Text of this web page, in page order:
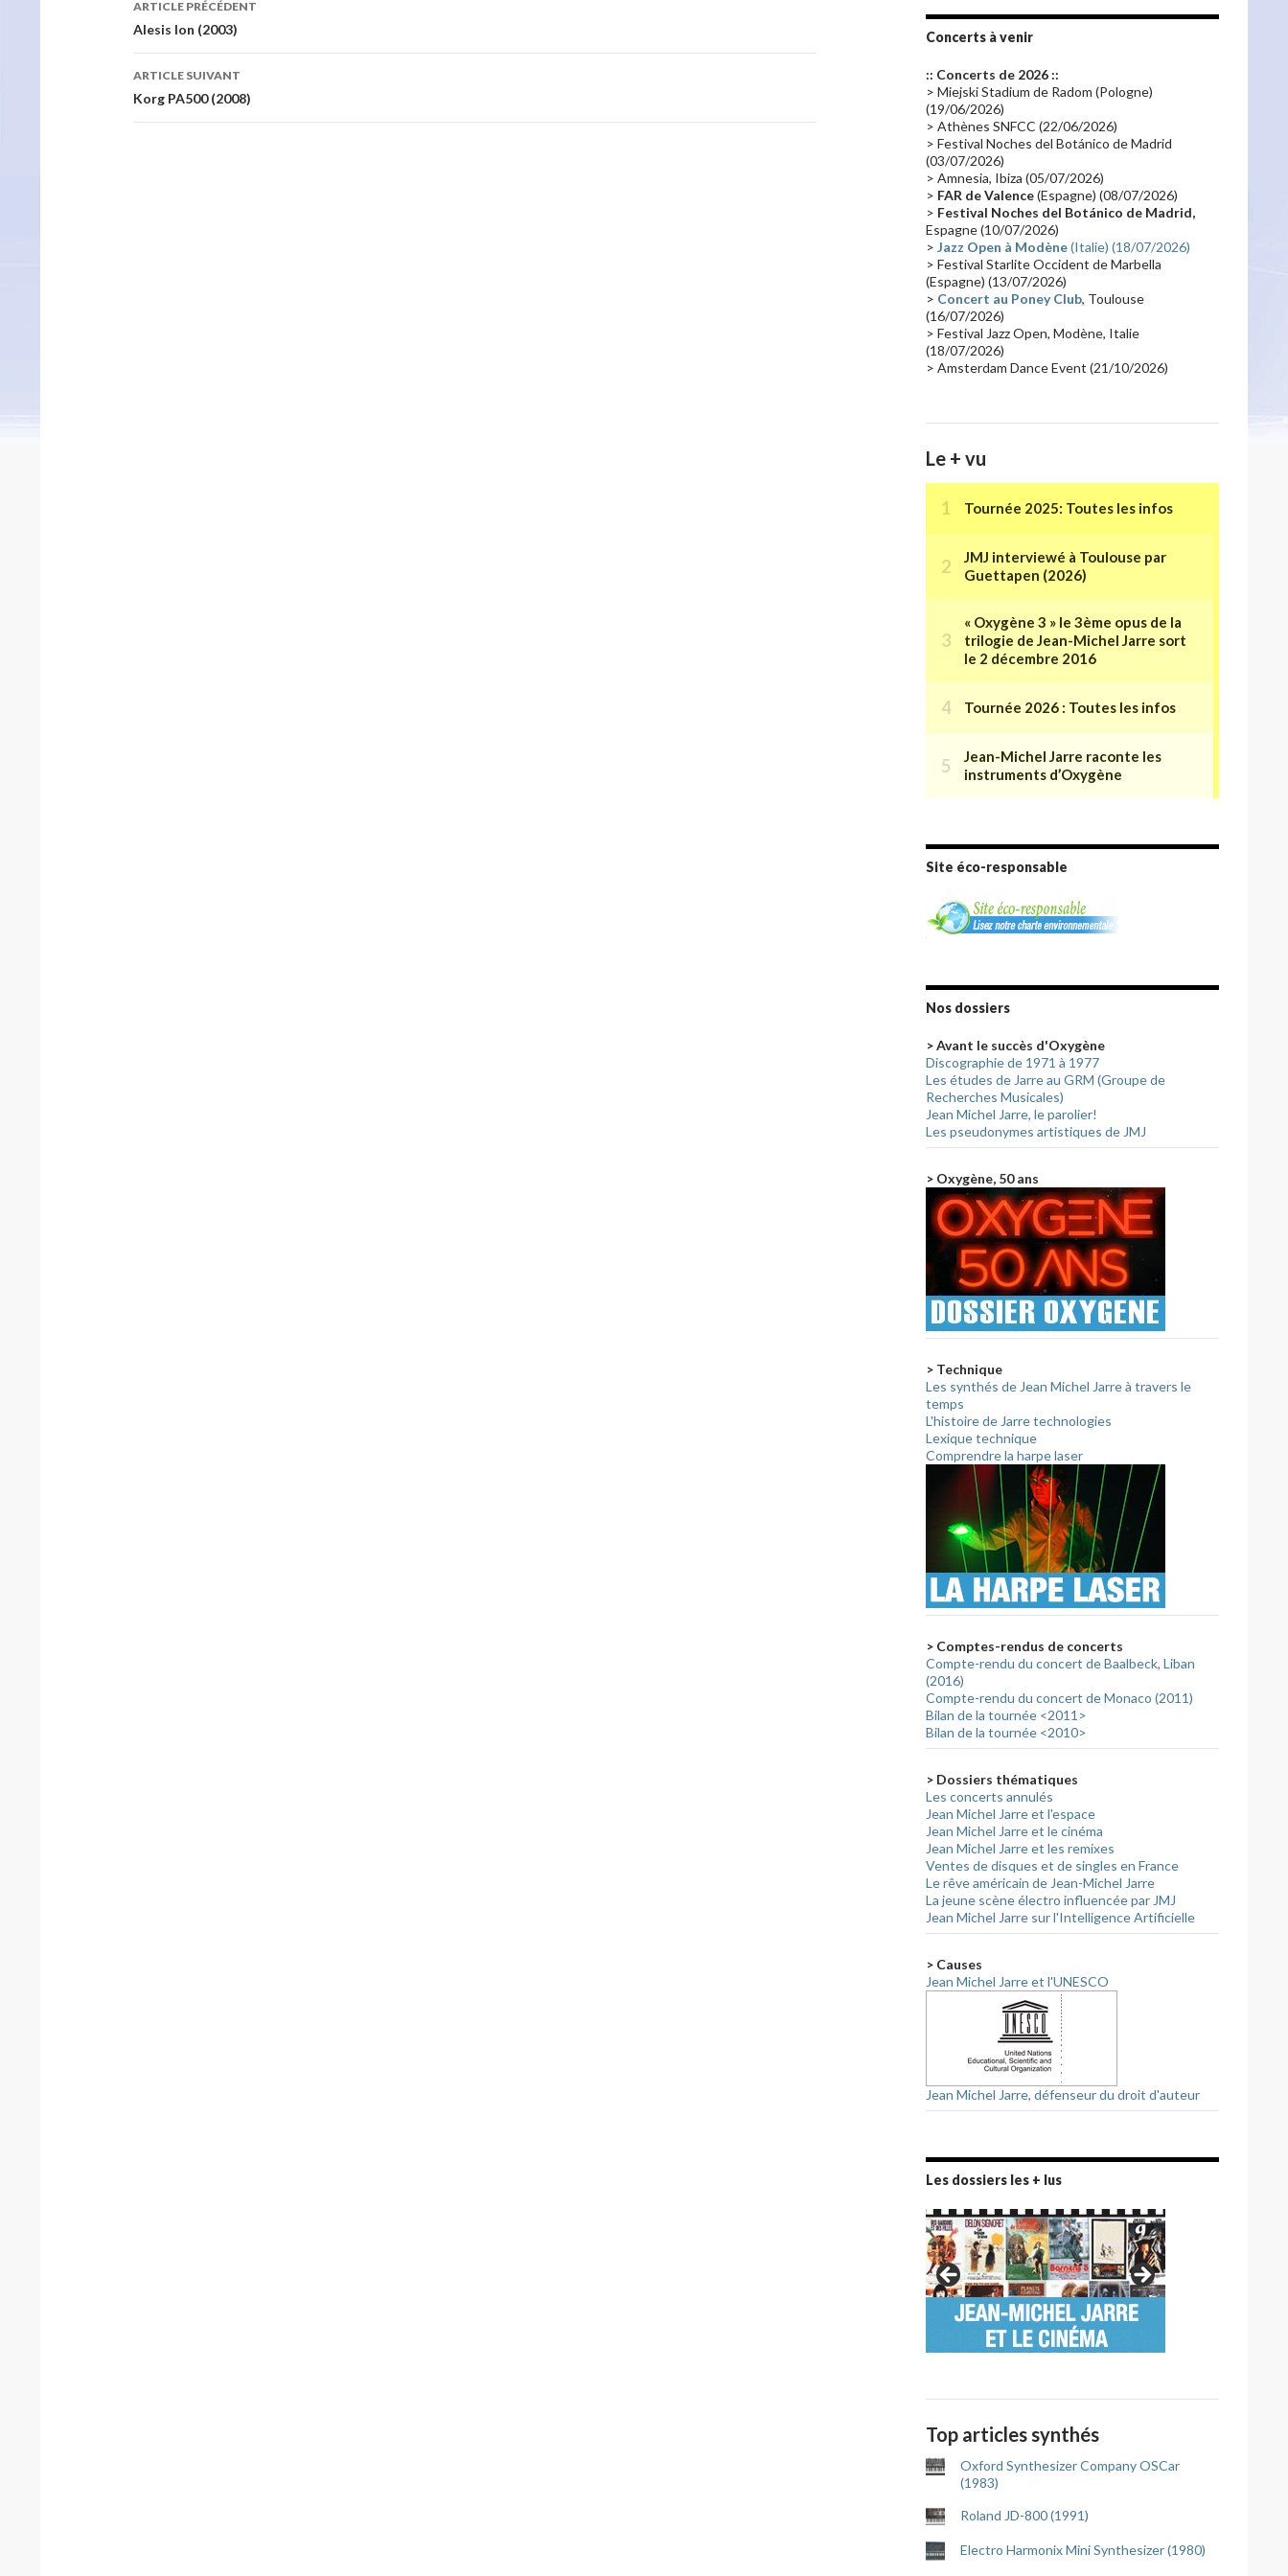
des
articles
ARTICLE PRÉCÉDENT
Alesis Ion (2003)
ARTICLE SUIVANT
Korg PA500 (2008)
Promo 2019
Emissions 2010 Disques rares
Synthé 70's(20)
Claviériste(19) Groupe de Recherche Musicale
France 2 (18)
Critique(17) Coffret(17) Chronologie(16)
Passages radio(16)
Synthé 80's(16) Les concerts en Chine (16)
Cinéma(16) Houston
Synthé Roland Belgique
Récompense(14) Collaborations 70's(14)
Astronomie(14) France Inter(14)
Concerts à venir
:: Concerts de 2026 ::
> Miejski Stadium de Radom (Pologne)
(19/06/2026)
> Athènes SNFCC (22/06/2026)
> Festival Noches del Botánico de Madrid
(03/07/2026)
> Amnesia, Ibiza (05/07/2026)
> FAR de Valence(Espagne) (08/07/2026)
> Festival Noches del Botánico de Madrid,
Espagne (10/07/2026)
> Jazz Open à Modène(Italie) (18/07/2026)
> Festival Starlite Occident de Marbella
(Espagne) (13/07/2026)
> Concert au Poney Club, Toulouse
(16/07/2026)
> Festival Jazz Open, Modène, Italie
(18/07/2026)
> Amsterdam Dance Event (21/10/2026)
Le + vu
Site éco-responsable
Nos dossiers
> Avant le succès d'Oxygène
Discographie de 1971 à 1977
Les études de Jarre au GRM (Groupe de
Recherches Musicales)
Jean Michel Jarre, le parolier!
Les pseudonymes artistiques de JMJ
> Oxygène, 50 ans
> Technique
Les synthés de Jean Michel Jarre à travers le
temps
L'histoire de Jarre technologies
Lexique technique
Comprendre la harpe laser
> Comptes-rendus de concerts
Compte-rendu du concert de Baalbeck, Liban
(2016)
Compte-rendu du concert de Monaco (2011)
Bilan de la tournée <2011>
Bilan de la tournée <2010>
> Dossiers thématiques
Les concerts annulés
Jean Michel Jarre et l'espace
Jean Michel Jarre et le cinéma
Jean Michel Jarre et les remixes
Ventes de disques et de singles en France
Le rêve américain de Jean-Michel Jarre
La jeune scène électro influencée par JMJ
Jean Michel Jarre sur l'Intelligence Artificielle
> Causes
Jean Michel Jarre et l'UNESCO
Jean Michel Jarre, défenseur du droit d'auteur
Les dossiers les + lus
Top articles synthés
Oxford Synthesizer Company OSCar
(1983)
Roland JD-800 (1991)
Electro Harmonix Mini Synthesizer (1980)